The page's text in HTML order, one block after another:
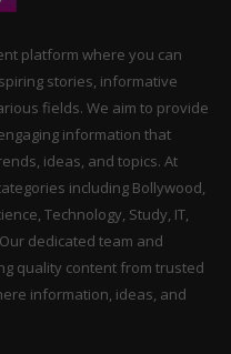
platform where you can
stories, informative
fields. We aim to provide
information that
ideas, and topics. At
including Bollywood,
Technology, Study, IT,
dedicated team and
quality content from trusted
information, ideas, and